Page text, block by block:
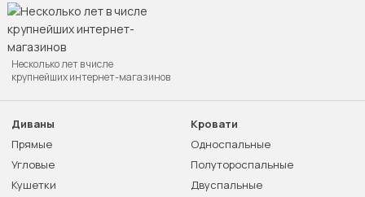
Несколько лет в числе
крупнейших интернет-магазинов
Диваны
Прямые
Угловые
Кушетки
Кровати
Односпальные
Полутороспальные
Двуспальные